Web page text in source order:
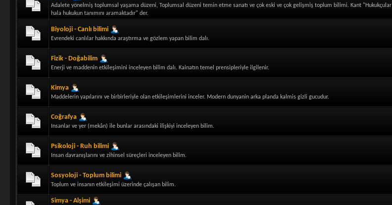
Adalete yönelmiş toplumsal yaşama düzeni, Toplumsal düzeni temin etme sanatı ve çok eski ve çok gelişmiş toplum bilimi. Kant "Hukukçular
hala hukukun tanımını aramaktadır" der.
Biyoloji - Canlı bilimi
Evrendeki canlılar hakkında araştırma ve gözlem yapan bilim dalı.
Fizik - Doğabilim
Enerji ve maddenin etkileşimini inceleyen bilim dalı. Kainatın temel prensipleriyle ilgilenir.
Kimya
Maddelerin yapılarını ve birbirleriyle olan etkileşimlerini inceler. Modern dunyanin arka planda kalmis gizli gucudur.
Coğrafya
Insanlar ve yer (mekân) ile bunlar arasındaki ilişkiyi inceleyen bilim.
Psikoloji - Ruh bilimi
Insan davranışlarını ve zihinsel süreçleri inceleyen bilim.
Sosyoloji - Toplum bilimi
Toplum ve insanın etkileşimi üzerinde çalışan bilim.
Simya - Alşimi